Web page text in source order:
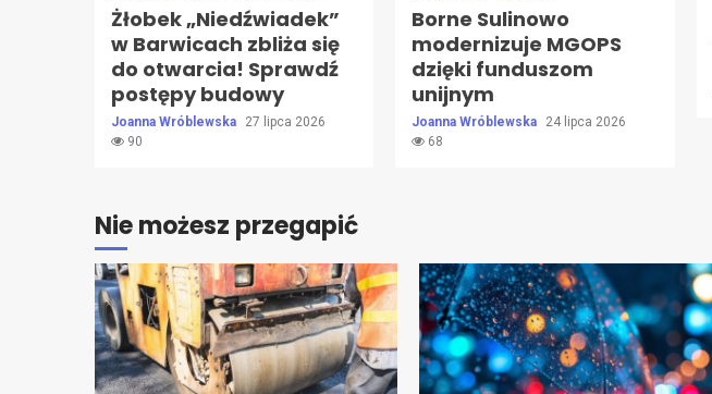
Żłobek „Niedźwiadek”
w Barwicach zbliża się
do otwarcia! Sprawdź
postępy budowy
Joanna Wróblewska
27 lipca 2026
90
Borne Sulinowo
modernizuje MGOPS
dzięki funduszom
unijnym
Joanna Wróblewska
24 lipca 2026
68
Nie możesz przegapić